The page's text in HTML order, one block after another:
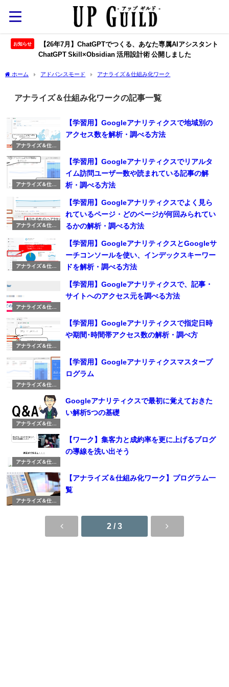
お知らせ
【26年7月】ChatGPTでつくる、あなた専属AIアシスタント
ChatGPT Skill×Obsidian 活用設計術 公開しました
ホーム アドバンスモード アナライズ＆仕組み化ワーク
アナライズ＆仕組み化ワークの記事一覧
アナライズ＆仕組
【学習用】Googleアナリティクスで地域別の
アクセス数を解析・調べる方法
アナライズ＆仕組
【学習用】Googleアナリティクスでリアルタ
イム訪問ユーザー数や読まれている記事の解
析・調べる方法
アナライズ＆仕組
【学習用】Googleアナリティクスでよく見ら
れているページ・どのページが何回みられてい
るかの解析・調べる方法
アナライズ＆仕組
【学習用】GoogleアナリティクスとGoogleサ
ーチコンソールを使い、インデックスキーワー
ドを解析・調べる方法
アナライズ＆仕組
【学習用】Googleアナリティクスで、記事・
サイトへのアクセス元を調べる方法
アナライズ＆仕組
【学習用】Googleアナリティクスで指定日時
や期間･時間帯アクセス数の解析・調べ方
アナライズ＆仕組
【学習用】Googleアナリティクスマスタープ
ログラム
アナライズ＆仕組
Googleアナリティクスで最初に覚えておきた
い解析5つの基礎
アナライズ＆仕組
【ワーク】集客力と成約率を更に上げるブログ
の導線を洗い出そう
アナライズ＆仕組
【アナライズ＆仕組み化ワーク】プログラム一
覧
2 / 3